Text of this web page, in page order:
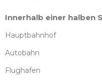
Innerhalb einer halben
Hauptbahnhof
Autobahn
Flughafen